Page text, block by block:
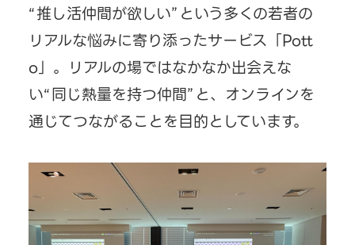
“推し活仲間が欲しい”という多くの若者の
リアルな悩みに寄り添ったサービス「Pott
o」。リアルの場ではなかなか出会えな
い“同じ熱量を持つ仲間”と、オンラインを
通じてつながることを目的としています。